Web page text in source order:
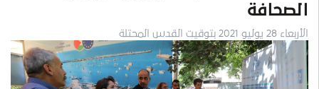
الصحافة
الأربعاء 28 يوليو 2021 بتوقيت القدس المحتلة